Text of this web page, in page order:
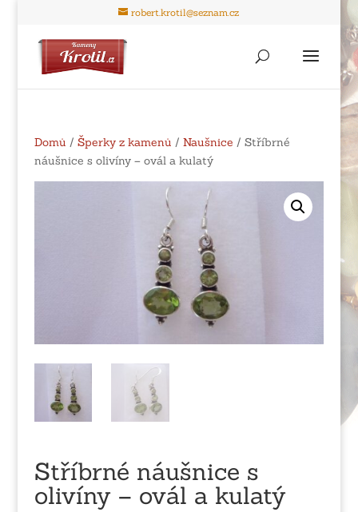
robert.krotil@seznam.cz
Domů / Šperky z kamenů / Naušnice / Stříbrné
náušnice s olivíny – ovál a kulatý
Stříbrné náušnice s
olivíny – ovál a kulatý